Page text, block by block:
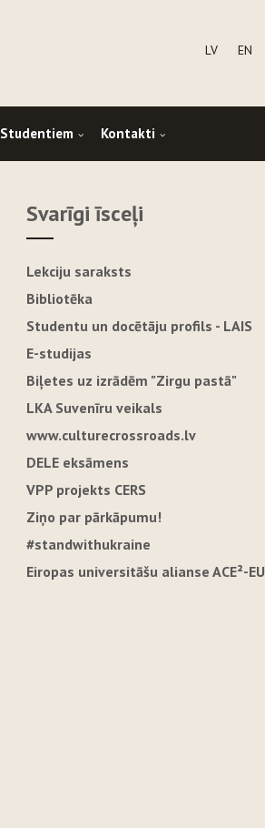
LV EN
Studentiem Kontakti
Svarīgi īsceļi
Lekciju saraksts
Bibliotēka
Studentu un docētāju profils - LAIS
E-studijas
Biļetes uz izrādēm "Zirgu pastā"
LKA Suvenīru veikals
www.culturecrossroads.lv
DELE eksāmens
VPP projekts CERS
Ziņo par pārkāpumu!
#standwithukraine
Eiropas universitāšu alianse ACE²-EU